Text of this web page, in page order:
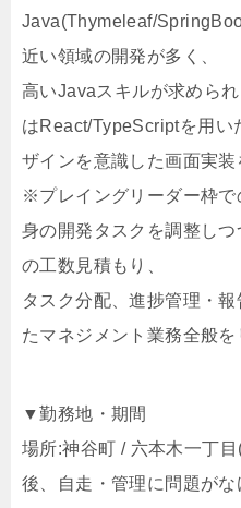
Java(Thymeleaf/
近い領域の開発が多く、
高いJavaスキルが求めら
はReact/TypeScriptを用い
ザインを意識した画面実装
※プレイングリーダー枠で
身の開発タスクを調整し
の工数見積もり、
タスク分配、進捗管理・
たマネジメント業務全般を
▼勤務地・期間
場所:神谷町 / 六本木一丁
後、自走・管理に問題が